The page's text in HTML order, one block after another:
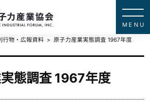
行物・広報資料 原子力産業実態調査 1967年度
態調査 1967年度